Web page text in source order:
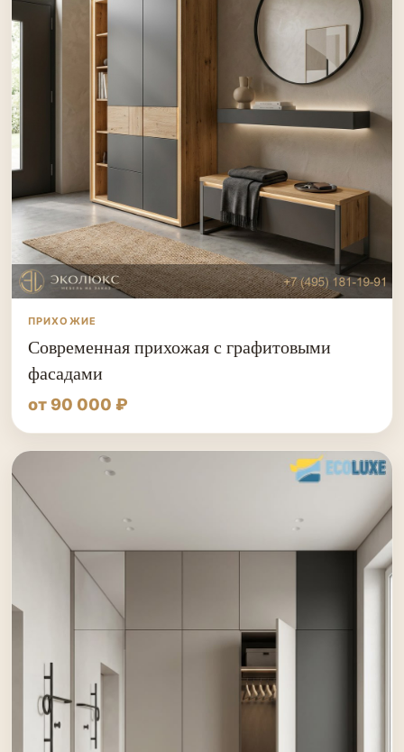
ПРИХОЖИЕ
Современная прихожая с графитовыми
фасадами
от 90 000 ₽